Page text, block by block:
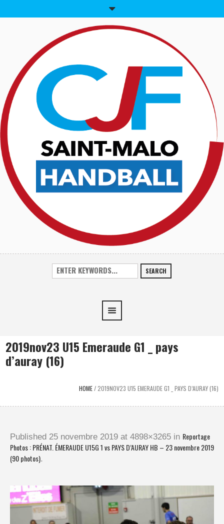
SEARCH
2019nov23 U15 Emeraude G1 _ pays
d’auray (16)
HOME/2019NOV23 U15 EMERAUDE G1 _ PAYS D’AURAY (16)
Published 25 novembre 2019 at 4898×3265 in Reportage
Photos : PRÉNAT. ÉMERAUDE U15G 1 vs PAYS D’AURAY HB – 23 novembre 2019
(90 photos).